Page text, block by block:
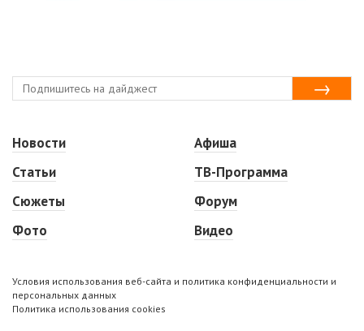
Новости
Статьи
Сюжеты
Фото
Афиша
ТВ-Программа
Форум
Видео
Условия использования веб-сайта и политика конфиденциальности и
персональных данных
Политика использования cookies